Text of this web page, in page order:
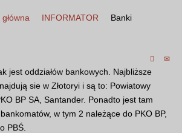
INFORMATOR Banki
jest oddziałów bankowych. Najbliższe
sie w Złotoryi i są to: Powiatowy
BP SA, Santander. Ponadto jest tam
w tym 2 należące do PKO BP,
PBŚ.